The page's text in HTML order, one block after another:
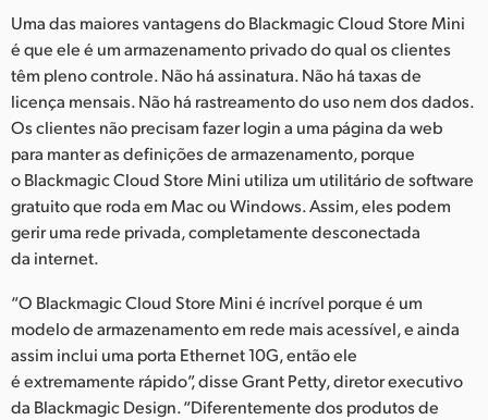
Uma das maiores vantagens do Blackmagic Cloud Store Mini
é que ele é um armazenamento privado do qual os clientes
têm pleno controle. Não há assinatura. Não há taxas de
licença mensais. Não há rastreamento do uso nem dos dados.
Os clientes não precisam fazer login a uma página da web
para manter as definições de armazenamento, porque
o Blackmagic Cloud Store Mini utiliza um utilitário de software
gratuito que roda em Mac ou Windows. Assim, eles podem
gerir uma rede privada, completamente desconectada
da internet.
“O Blackmagic Cloud Store Mini é incrível porque é um
modelo de armazenamento em rede mais acessível, e ainda
assim inclui uma porta Ethernet 10G, então ele
é extremamente rápido”, disse Grant Petty, diretor executivo
da Blackmagic Design. “Diferentemente dos produtos de